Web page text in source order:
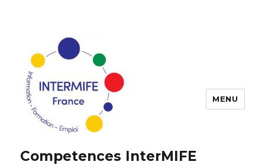
Competences InterMIFE
MENU